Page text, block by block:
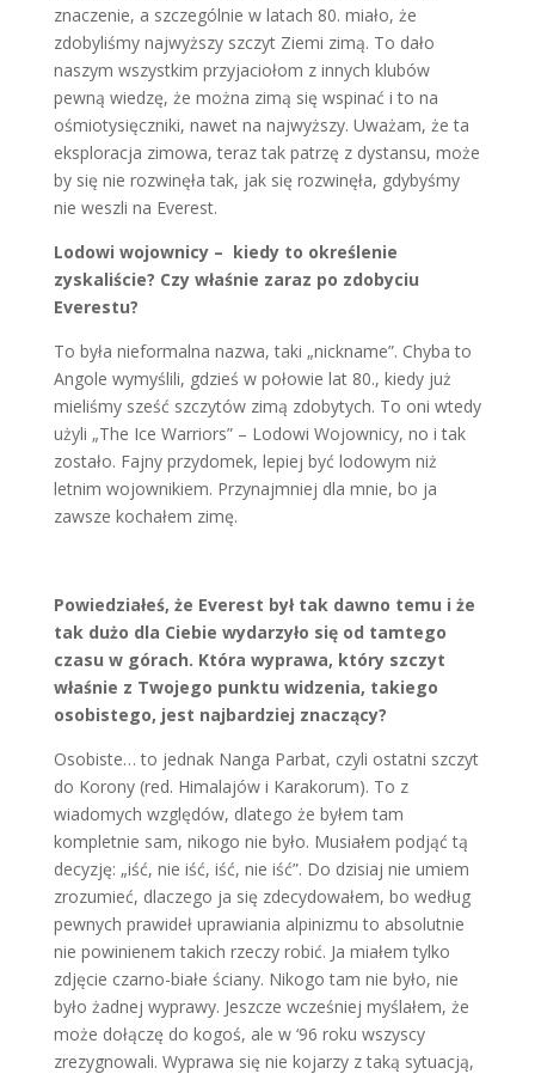
znaczenie, a szczególnie w latach 80. miało, że
zdobyliśmy najwyższy szczyt Ziemi zimą. To dało
naszym wszystkim przyjaciołom z innych klubów
pewną wiedzę, że można zimą się wspinać i to na
ośmiotysięczniki, nawet na najwyższy. Uważam, że ta
eksploracja zimowa, teraz tak patrzę z dystansu, może
by się nie rozwinęła tak, jak się rozwinęła, gdybyśmy
nie weszli na Everest.
Lodowi wojownicy – kiedy to określenie
zyskaliście? Czy właśnie zaraz po zdobyciu
Everestu?
To była nieformalna nazwa, taki „nickname”. Chyba to
Angole wymyślili, gdzieś w połowie lat 80., kiedy już
mieliśmy sześć szczytów zimą zdobytych. To oni wtedy
użyli „The Ice Warriors” – Lodowi Wojownicy, no i tak
zostało. Fajny przydomek, lepiej być lodowym niż
letnim wojownikiem. Przynajmniej dla mnie, bo ja
zawsze kochałem zimę.
Powiedziałeś, że Everest był tak dawno temu i że
tak dużo dla Ciebie wydarzyło się od tamtego
czasu w górach. Która wyprawa, który szczyt
właśnie z Twojego punktu widzenia, takiego
osobistego, jest najbardziej znaczący?
Osobiste… to jednak Nanga Parbat, czyli ostatni szczyt
do Korony (red. Himalajów i Karakorum). To z
wiadomych względów, dlatego że byłem tam
kompletnie sam, nikogo nie było. Musiałem podjąć tą
decyzję: „iść, nie iść, iść, nie iść”. Do dzisiaj nie umiem
zrozumieć, dlaczego ja się zdecydowałem, bo według
pewnych prawideł uprawiania alpinizmu to absolutnie
nie powinienem takich rzeczy robić. Ja miałem tylko
zdjęcie czarno-białe ściany. Nikogo tam nie było, nie
było żadnej wyprawy. Jeszcze wcześniej myślałem, że
może dołączę do kogoś, ale w ‘96 roku wszyscy
zrezygnowali. Wyprawa się nie kojarzy z taką sytuacją,